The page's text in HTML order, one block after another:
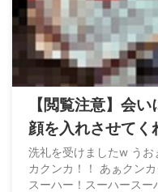
【閲覧注意】会
顔を入れさせてく
らしい…
洗礼を受けましたw う
カクンカ！！ あぁクン
スーハー！スーハース